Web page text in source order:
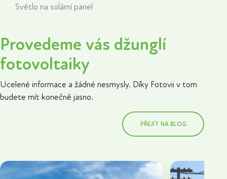
Světlo na solární panel
Provedeme vás džunglí
fotovoltaiky
Ucelené informace a žádné nesmysly. Díky Fotovii v tom
budete mít konečně jasno.
PŘEJÍT NA BLOG